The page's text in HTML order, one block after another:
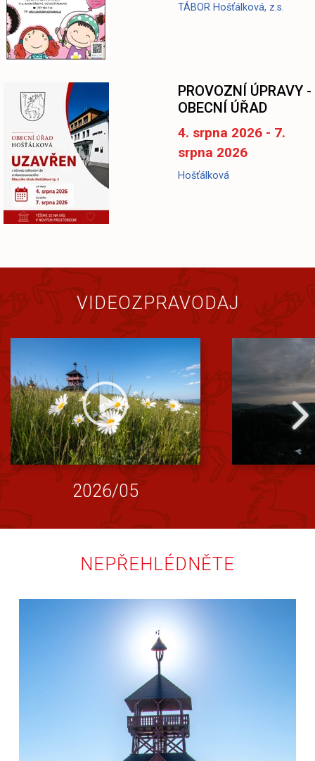
TÁBOR Hošťálková, z.s.
PROVOZNÍ ÚPRAVY -
OBECNÍ ÚŘAD
4. srpna 2026 - 7.
srpna 2026
Hošťálková
VIDEOZPRAVODAJ
2026/05
NEPŘEHLÉDNĚTE